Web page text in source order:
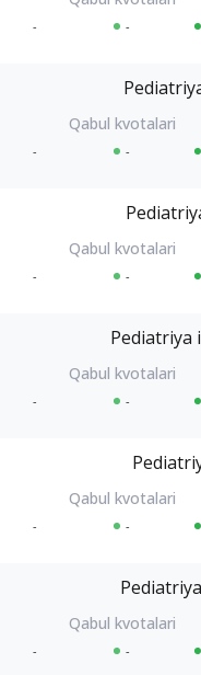
- -
- -
- -
Pediatriya
- -
- -
- -